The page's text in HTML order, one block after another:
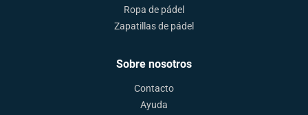
Ropa de pádel
Zapatillas de pádel
Sobre nosotros
Contacto
Ayuda